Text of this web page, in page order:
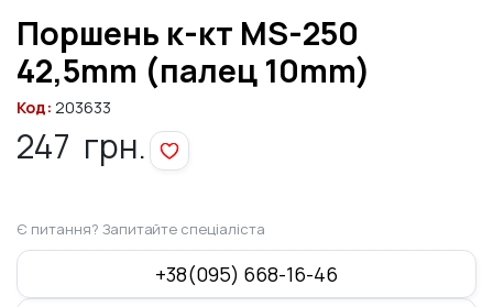
Поршень к-кт MS-250
42,5mm (палец 10mm)
Код: 203633
247 грн.
Є питання? Запитайте спеціаліста
+38(095) 668-16-46